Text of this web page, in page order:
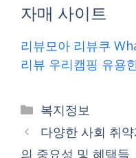
자매 사이트
리뷰모아 리뷰쿠
리뷰 우리캠핑 유용
Categories
복지정보
다양한 사회 취
의 중요성 및 혜택들